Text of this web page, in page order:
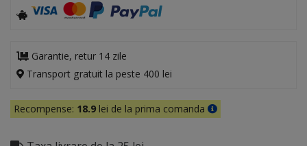
Garantie, retur 14 zile
Transport gratuit la peste 400 lei
Recompense: 18.9 lei de la prima comanda